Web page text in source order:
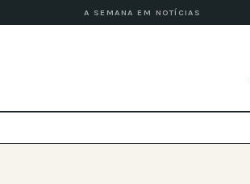
A SEMANA EM NOTÍCIAS